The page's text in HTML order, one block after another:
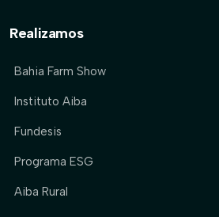
Realizamos
Bahia Farm Show
Instituto Aiba
Fundesis
Programa ESG
Aiba Rural